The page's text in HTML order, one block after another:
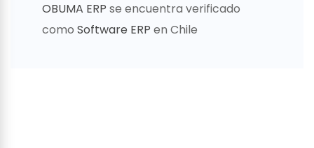
OBUMA ERP se encuentra verificado
como Software ERP en Chile